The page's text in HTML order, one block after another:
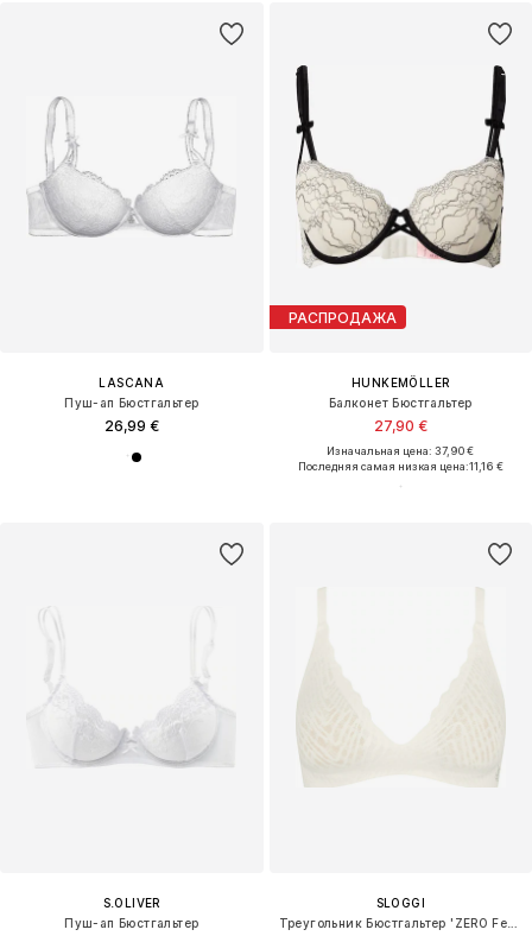
LASCANA
Пуш-ап Бюстгальтер
26,99 €
РАСПРОДАЖА
HUNKEMÖLLER
Балконет Бюстгальтер
27,90 €
Изначальная цена: 37,90 €
Последняя самая низкая цена:11,16 €
S.OLIVER
Пуш-ап Бюстгальтер
SLOGGI